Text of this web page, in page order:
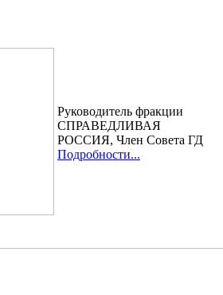
Руководитель фракции
СПРАВЕДЛИВАЯ
РОССИЯ, Член Cовета ГД
Подробности...